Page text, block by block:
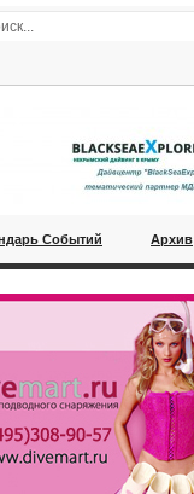
Событий Архив